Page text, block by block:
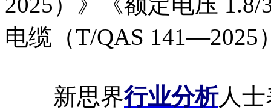
电缆（T/QAS 141—2025
新思界行业分析人